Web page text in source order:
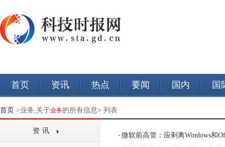
首页 资讯 热点 要闻 国内 国
首页 >业务,关于业务的所有信息> 列表
资讯
微软前高管：应剥离Windows和